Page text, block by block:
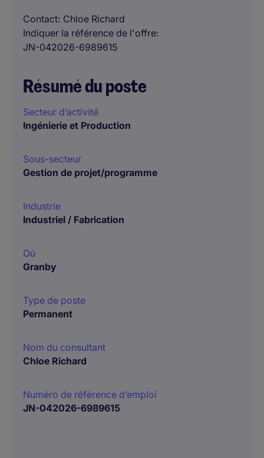
Contact Chloe Richard
Indiquer la référence de l'offre
JN-042026-6989615
Résumé du poste
Secteur d’activité
Ingénierie et Production
Sous-secteur
Gestion de projet/programme
Industrie
Industriel / Fabrication
Où
Granby
Type de poste
Permanent
Nom du consultant
Chloe Richard
Numéro de référence d’emploi
JN-042026-6989615